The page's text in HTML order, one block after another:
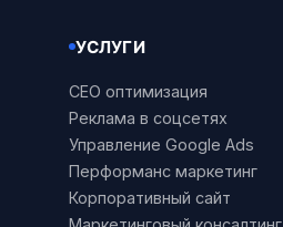
УСЛУГИ
СЕО оптимизация
Реклама в соцсетях
Управление Google Ads
Перформанс маркетинг
Корпоративный сайт